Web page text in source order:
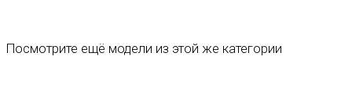
Посмотрите ещё модели из этой же категории